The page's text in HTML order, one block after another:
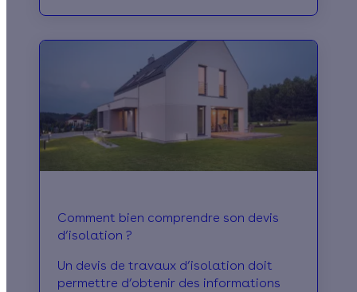
verre ou la laine de roche aux
propriétés isolantes très performantes.
Comment bien comprendre son devis
d’isolation ?
Un devis de travaux d’isolation doit
permettre d’obtenir des informations